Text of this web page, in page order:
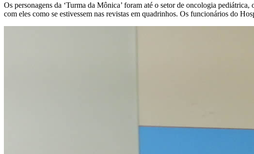
Os personagens da ‘Turma da Mônica’ foram até o setor de oncologia
com eles como se estivessem nas revistas em quadrinhos. Os funcionários do